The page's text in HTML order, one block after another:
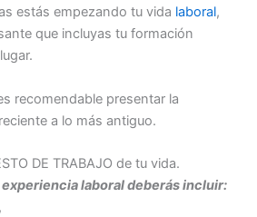
estás empezando tu vida laboral,
que incluyas tu formación
recomendable presentar la
a lo más antiguo.
DE TRABAJO de tu vida.
laboral deberás incluir: